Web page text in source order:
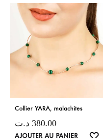
Collier YARA, malachites
380.00 د.ت
AJOUTER AU PANIER